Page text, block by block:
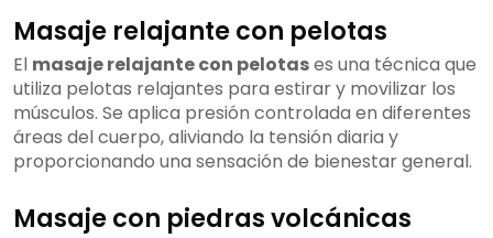
Masaje relajante con pelotas
El masaje relajante con pelotases una técnica que
utiliza pelotas relajantes para estirar y movilizar los
músculos. Se aplica presión controlada en diferentes
áreas del cuerpo, aliviando la tensión diaria y
proporcionando una sensación de bienestar general.
Masaje con piedras volcánicas